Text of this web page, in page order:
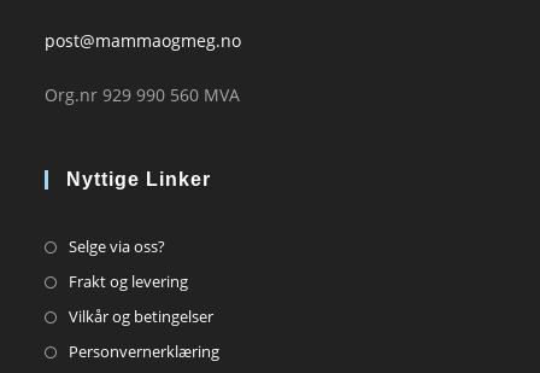
post@mammaogmeg.no
Org.nr 929 990 560 MVA
Nyttige Linker
Selge via oss?Opens
in
tab
Frakt og leveringOpens
in
Vilkår og betingelserOpens
in
PersonvernerklæringOpens